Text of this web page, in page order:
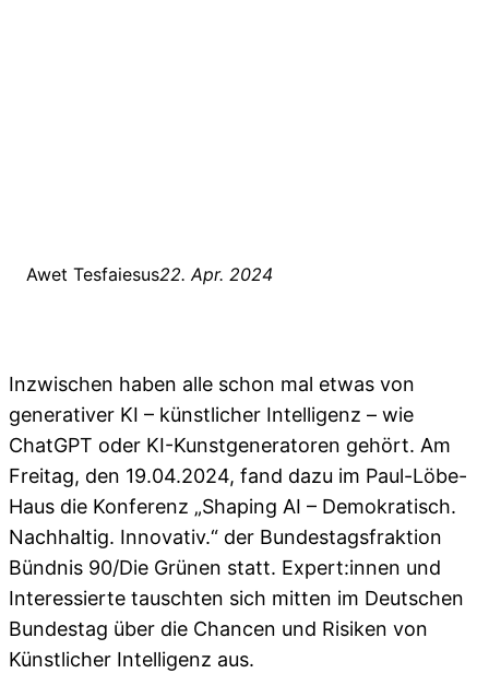
Awet Tesfaiesus22. Apr. 2024
Inzwischen haben alle schon mal etwas von
generativer KI – künstlicher Intelligenz – wie
ChatGPT oder KI-Kunstgeneratoren gehört. Am
Freitag, den 19.04.2024, fand dazu im Paul-Löbe-
Haus die Konferenz „Shaping AI – Demokratisch.
Nachhaltig. Innovativ.“ der Bundestagsfraktion
Bündnis 90/Die Grünen statt. Expert:innen und
Interessierte tauschten sich mitten im Deutschen
Bundestag über die Chancen und Risiken von
Künstlicher Intelligenz aus.